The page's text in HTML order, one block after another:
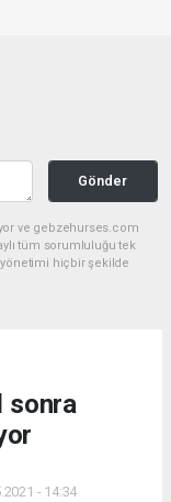
Gönder
ve gebzehurses.com
tüm sorumluluğu tek
yönetimi hiçbir şekilde
sonra
- 14:34